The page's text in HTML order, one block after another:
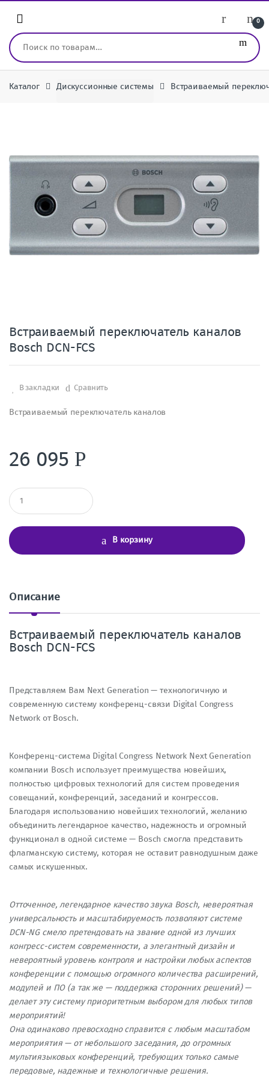
0
Искать:
Каталог Дискуссионные системы Встраиваемый
Встраиваемый переключатель каналов
Bosch DCN-FCS
В закладки Сравнить
Встраиваемый переключатель каналов
26 095 Р
К
о
ч
е
В корзину
Описание
Встраиваемый переключатель каналов
Bosch DCN-FCS
Представляем Вам Next Generation — технологичную и
современную систему конференц-связи Digital Congress
Network от Bosch.
Конференц-система Digital Congress Network Next Generation
компании Bosch использует преимущества новейших,
полностью цифровых технологий для систем проведения
совещаний, конференций, заседаний и конгрессов.
Благодаря использованию новейших технологий, желанию
объединить легендарное качество, надежность и огромный
функционал в одной системе — Bosch смогла представить
флагманскую систему, которая не оставит равнодушным даже
самых искушенных.
Отточенное, легендарное качество звука Bosch, невероятная
универсальность и масштабируемость позволяют системе
DCN-NG смело претендовать на звание одной из лучших
конгресс-систем современности, а элегантный дизайн и
невероятный уровень контроля и настройки любых аспектов
конференции с помощью огромного количества расширений,
модулей и ПО (а так же — поддержка сторонних решений) —
делает эту систему приоритетным выбором для любых типов
мероприятий!
Она одинаково превосходно справится с любым масштабом
мероприятия — от небольшого заседания, до огромных
мультиязыковых конференций, требующих только самые
передовые, надежные и технологичные решения.